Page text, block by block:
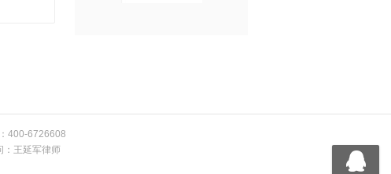
400-6726608
王延军律师